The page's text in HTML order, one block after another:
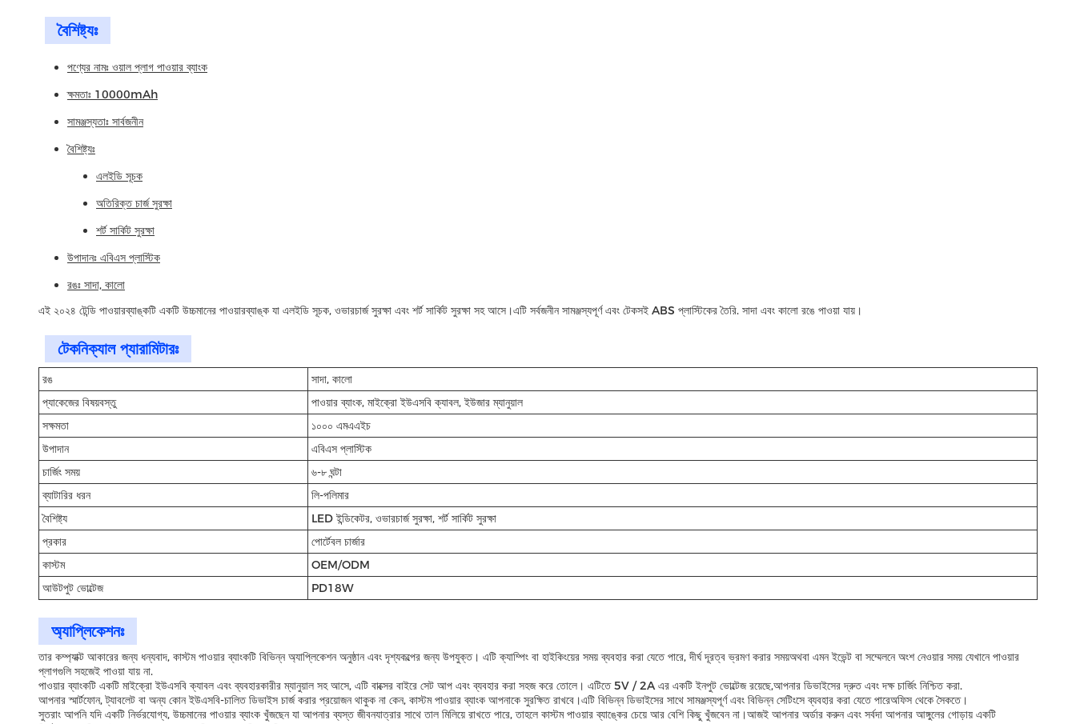
বৈশিষ্ট্যঃ
পণ্যের নামঃ ওয়াল প্লাগ পাওয়ার ব্যাংক
ক্ষমতাঃ 10000mAh
সামঞ্জস্যতাঃ সার্বজনীন
বৈশিষ্ট্যঃ
এলইডি সূচক
অতিরিক্ত চার্জ সুরক্ষা
শর্ট সার্কিট সুরক্ষা
উপাদানঃ এবিএস প্লাস্টিক
রঙঃ সাদা, কালো
এই ২০২৪ টেন্ডি পাওয়ারব্যাঙ্কটি একটি উচ্চমানের পাওয়ারব্যাঙ্ক যা এলইডি সূচক, ওভারচার্জ সুরক্ষা এবং শর্ট সার্কিট সুরক্ষা সহ আসে।এটি সর্বজনীন সামঞ্জস্যপূর্ণ এবং টেকসই ABS প্লাস্টিকের তৈরি. সাদা এবং কালো রঙে পাওয়া যায়।
টেকনিক্যাল প্যারামিটারঃ
রঙ
সাদা, কালো
প্যাকেজের বিষয়বস্তু
পাওয়ার ব্যাংক, মাইক্রো ইউএসবি ক্যাবল, ইউজার ম্যানুয়াল
সক্ষমতা
১০০০ এমএএইচ
উপাদান
এবিএস প্লাস্টিক
চার্জিং সময়
৬-৮ ঘন্টা
ব্যাটারির ধরন
লি-পলিমার
বৈশিষ্ট্য
LED ইন্ডিকেটর, ওভারচার্জ সুরক্ষা, শর্ট সার্কিট সুরক্ষা
প্রকার
পোর্টেবল চার্জার
কাস্টম
OEM/ODM
আউটপুট ভোল্টেজ
PD18W
অ্যাপ্লিকেশনঃ
তার কম্প্যাক্ট আকারের জন্য ধন্যবাদ, কাস্টম পাওয়ার ব্যাংকটি বিভিন্ন অ্যাপ্লিকেশন অনুষ্ঠান এবং দৃশ্যকল্পের জন্য উপযুক্ত। এটি ক্যাম্পিং বা হাইকিংয়ের সময় ব্যবহার করা যেতে পারে, দীর্ঘ দূরত্ব ভ্রমণ করার সময়অথবা এমন ইভেন্ট বা সম্মেলনে অংশ নেওয়ার সময় যেখানে পাওয়ার
প্লাগগুলি সহজেই পাওয়া যায় না.
পাওয়ার ব্যাংকটি একটি মাইক্রো ইউএসবি ক্যাবল এবং ব্যবহারকারীর ম্যানুয়াল সহ আসে, এটি বাক্সের বাইরে সেট আপ এবং ব্যবহার করা সহজ করে তোলে। এটিতে 5V / 2A এর একটি ইনপুট ভোল্টেজ রয়েছে,আপনার ডিভাইসের দ্রুত এবং দক্ষ চার্জিং নিশ্চিত করা.
আপনার স্মার্টফোন, ট্যাবলেট বা অন্য কোন ইউএসবি-চালিত ডিভাইস চার্জ করার প্রয়োজন থাকুক না কেন, কাস্টম পাওয়ার ব্যাংক আপনাকে সুরক্ষিত রাখবে।এটি বিভিন্ন ডিভাইসের সাথে সামঞ্জস্যপূর্ণ এবং বিভিন্ন সেটিংসে ব্যবহার করা যেতে পারেঅফিস থেকে সৈকতে।
সুতরাং আপনি যদি একটি নির্ভরযোগ্য, উচ্চমানের পাওয়ার ব্যাংক খুঁজছেন যা আপনার ব্যস্ত জীবনযাত্রার সাথে তাল মিলিয়ে রাখতে পারে, তাহলে কাস্টম পাওয়ার ব্যাঙ্কের চেয়ে আর বেশি কিছু খুঁজবেন না।আজই আপনার অর্ডার করুন এবং সর্বদা আপনার আঙ্গুলের গোড়ায় একটি